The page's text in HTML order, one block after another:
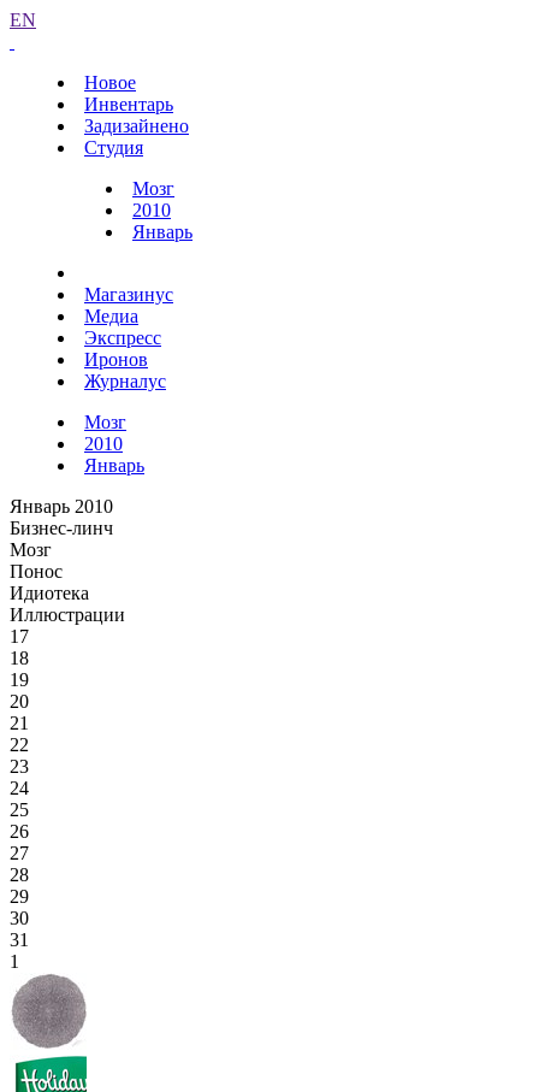
EN
Новое
Инвентарь
Задизайнено
Студия
Мозг
2010
Январь
Магазинус
Медиа
Экспресс
Иронов
Журналус
Мозг
2010
Январь
Январь 2010
Бизнес-линч
Мозг
Понос
Идиотека
Иллюстрации
17
18
19
20
21
22
23
24
25
26
27
28
29
30
31
1